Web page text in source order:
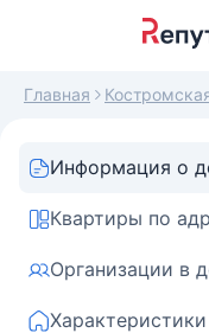
Главная
Информация о
Квартиры по
Организации в
Характеристики